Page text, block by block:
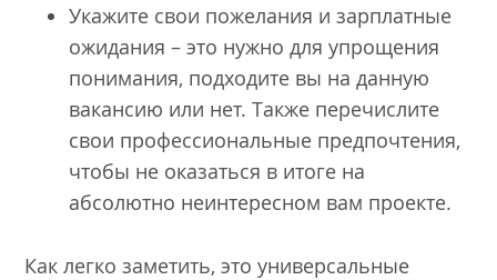
Укажите свои пожелания и зарплатные
ожидания – это нужно для упрощения
понимания, подходите вы на данную
вакансию или нет. Также перечислите
свои профессиональные предпочтения,
чтобы не оказаться в итоге на
абсолютно неинтересном вам проекте.
Как легко заметить, это универсальные